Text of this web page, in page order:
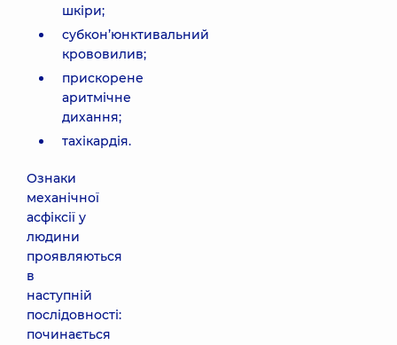
шкіри;
субкон’юнктивальний
крововилив;
прискорене
аритмічне
дихання;
тахікардія.
Ознаки
механічної
асфіксії у
людини
проявляються
в
наступній
послідовності:
починається